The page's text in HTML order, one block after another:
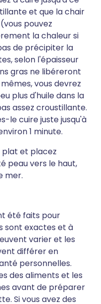
et que la chair
pouvez
la chaleur si
de précipiter la
selon l'épaisseur
gras ne libéreront
vous devrez
plus d'huile dans la
assez croustillante.
le cuire juste jusqu'à
1 minute.
plat et placez
peau vers le haut,
mer.
été faits pour
sont exactes et à
varier et les
différer en
personnelles.
des aliments et les
avant de préparer
Si vous avez des